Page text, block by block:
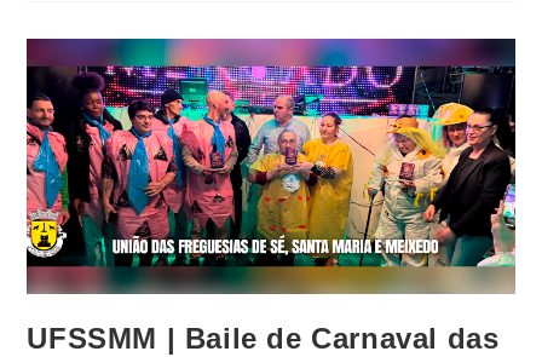
UFSSMM | Baile de Carnaval das